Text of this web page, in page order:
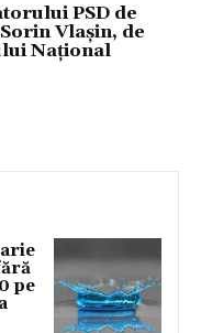
PSD de
Vlașin, de
Național
pe